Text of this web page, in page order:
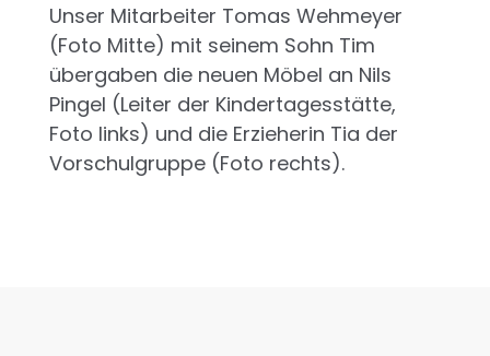
Unser Mitarbeiter Tomas Wehmeyer
(Foto Mitte) mit seinem Sohn Tim
übergaben die neuen Möbel an Nils
Pingel (Leiter der Kindertagesstätte,
Foto links) und die Erzieherin Tia der
Vorschulgruppe (Foto rechts).